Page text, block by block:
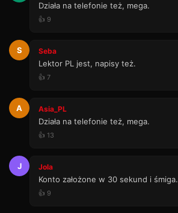
Działa na telefonie też, mega.
👍 9
S Seba
Lektor PL jest, napisy też.
👍 7
A Asia_PL
Działa na telefonie też, mega.
👍 13
J Jola
Konto założone w 30 sekund i śmiga.
👍 9